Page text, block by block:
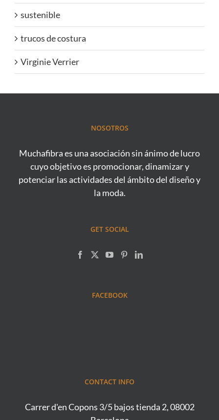
sustenible
trucos de costura
Virginie Verrier
NOSOTROS
Muchafibra es una asociación sin ánimo de lucro
cuyo objetivo es promocionar, dinamizar y
potenciar las actividades del ámbito del diseño y
la moda.
GET SOCIAL
FACEBOOK
CONTACT INFO
Carrer d'en Copons 3/5 bajos tienda 2, 08002